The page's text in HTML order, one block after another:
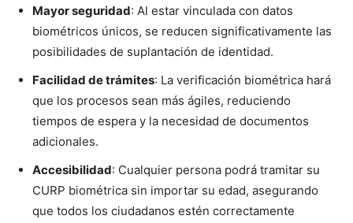
Mayor seguridad: Al estar vinculada con datos
biométricos únicos, se reducen significativamente las
posibilidades de suplantación de identidad.
Facilidad de trámites: La verificación biométrica hará
que los procesos sean más ágiles, reduciendo
tiempos de espera y la necesidad de documentos
adicionales.
Accesibilidad: Cualquier persona podrá tramitar su
CURP biométrica sin importar su edad, asegurando
que todos los ciudadanos estén correctamente